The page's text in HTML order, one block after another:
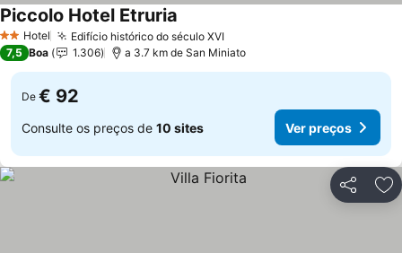
2 Estrelas
Hotel Edifício histórico do século XVI
Piccolo Hotel Etruria
7,5 Boa 1.306 a 3.7 km de San Miniato
De € 92
Consulte os preços de 10 sites Ver preços
Partilhar